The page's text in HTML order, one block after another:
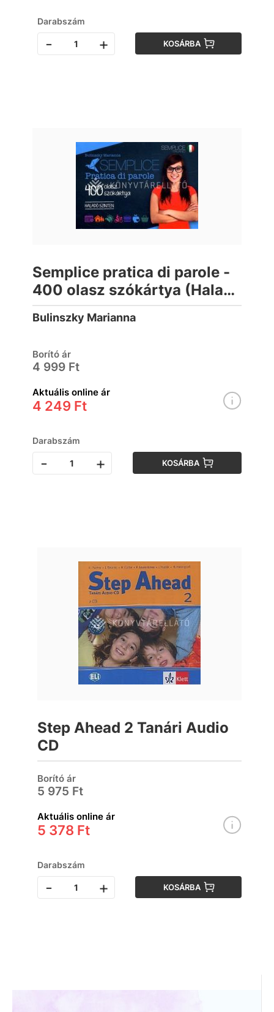
Darabszám
- + KOSÁRBA
Semplice pratica di parole -
400 olasz szókártya (Haladó
szinten)
Bulinszky Marianna
Borító ár
4 999 Ft
Aktuális online ár
4 249 Ft
Darabszám
- + KOSÁRBA
Step Ahead 2 Tanári Audio
CD
Borító ár
5 975 Ft
Aktuális online ár
5 378 Ft
Darabszám
- + KOSÁRBA